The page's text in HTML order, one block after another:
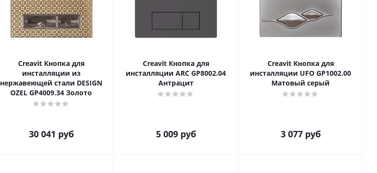
Creavit Кнопка для
инсталляции из
нержавеющей стали DESIGN
OZEL GP4009.34 Золото
30 041 руб
Creavit Кнопка для
инсталляции ARC GP8002.04
Антрацит
5 009руб
Creavit Кнопка для
инсталляции UFO GP1002.00
Матовый серый
3 077руб